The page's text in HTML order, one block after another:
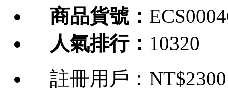
商品貨號：
人氣排行： 10320
註冊用戶： NT$2300